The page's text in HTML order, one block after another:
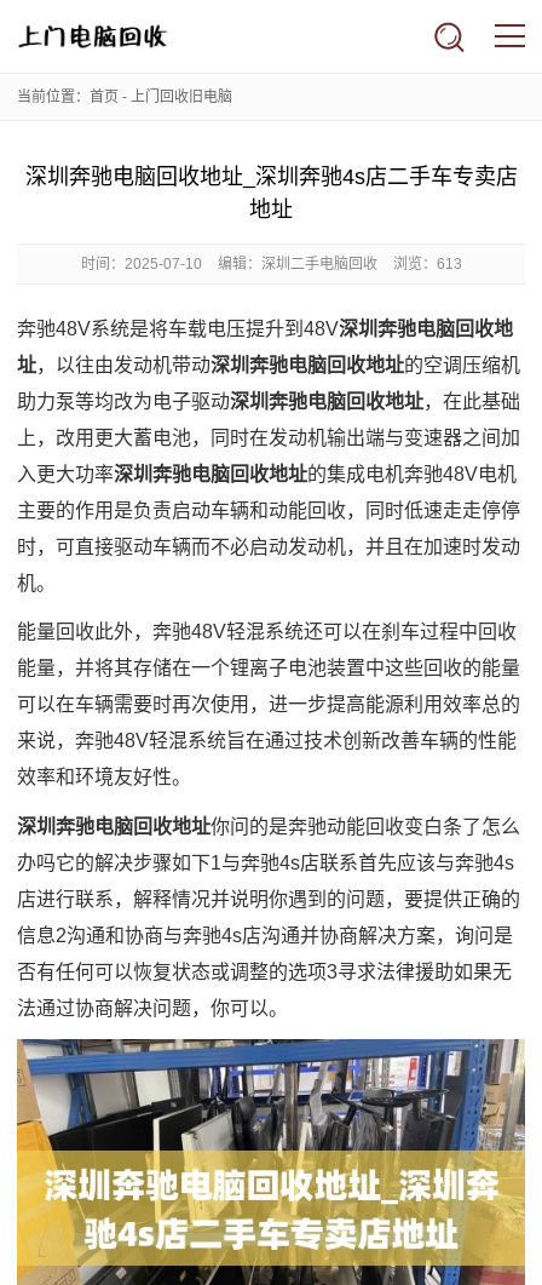
当前位置： 首页 - 上门回收旧电脑
深圳奔驰电脑回收地址_深圳奔驰4s店二手车专卖店
地址
时间： 2025-07-10 编辑：深圳二手电脑回收 浏览：613
奔驰48V系统是将车载电压提升到48V深圳奔驰电脑回收地
址，以往由发动机带动深圳奔驰电脑回收地址的空调压缩机
助力泵等均改为电子驱动深圳奔驰电脑回收地址，在此基础
上，改用更大蓄电池，同时在发动机输出端与变速器之间加
入更大功率深圳奔驰电脑回收地址的集成电机奔驰48V电机
主要的作用是负责启动车辆和动能回收，同时低速走走停停
时，可直接驱动车辆而不必启动发动机，并且在加速时发动
机。
能量回收此外，奔驰48V轻混系统还可以在刹车过程中回收
能量，并将其存储在一个锂离子电池装置中这些回收的能量
可以在车辆需要时再次使用，进一步提高能源利用效率总的
来说，奔驰48V轻混系统旨在通过技术创新改善车辆的性能
效率和环境友好性。
深圳奔驰电脑回收地址你问的是奔驰动能回收变白条了怎么
办吗它的解决步骤如下1与奔驰4s店联系首先应该与奔驰4s
店进行联系，解释情况并说明你遇到的问题，要提供正确的
信息2沟通和协商与奔驰4s店沟通并协商解决方案，询问是
否有任何可以恢复状态或调整的选项3寻求法律援助如果无
法通过协商解决问题，你可以。